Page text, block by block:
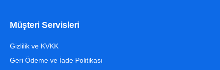
Müşteri Servisleri
Gizlilik ve KVKK
Geri Ödeme ve İade Politikası